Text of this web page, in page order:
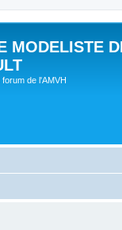
MODELISTE
de l'AMVH